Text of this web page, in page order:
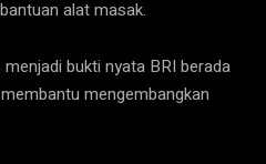
alat masak.
bukti nyata BRI berada
mengembangkan